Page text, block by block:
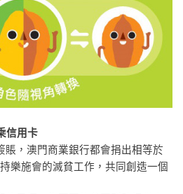
信用卡
賬，澳門商業銀行都會捐出相等於
樂施會的滅貧工作，共同創造一個